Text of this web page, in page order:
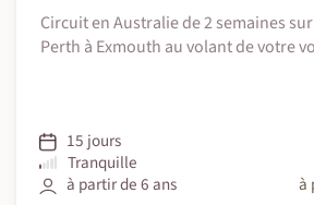
Circuit en Australie de 2 semaines
Perth à Exmouth au volant de votre
15 jours
Tranquille
à partir de 6 ans
à